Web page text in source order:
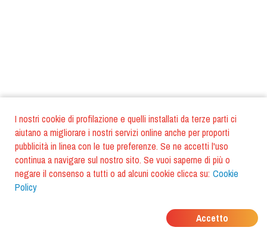
I nostri cookie di profilazione e quelli installati da terze parti ci
aiutano a migliorare i nostri servizi online anche per proporti
pubblicità in linea con le tue preferenze. Se ne accetti l'uso
continua a navigare sul nostro sito. Se vuoi saperne di più o
negare il consenso a tutti o ad alcuni cookie clicca su: Cookie
Policy
Accetto
DOVE MANGIANO I
TUOI AMICI?